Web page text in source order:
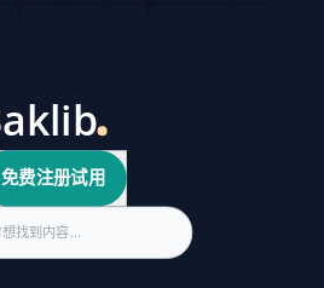
免费注册试用